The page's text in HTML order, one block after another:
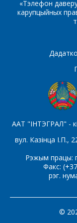
«Тэлефон
карупцыйных
ААТ "ІНТЭГРАЛ" -
вул. Казінца І.П.,
Рэжым працы:
Факс:
рэг.
©
*